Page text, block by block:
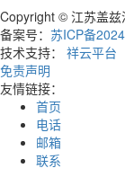
Copyright © 江苏盖
备案号： 苏ICP备
技术支持： 祥云平台
免责声明
友情链接：
首页
电话
邮箱
联系